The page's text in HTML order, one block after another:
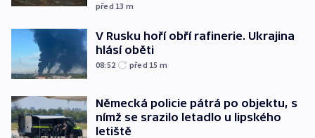
před 13 m
V Rusku hoří obří rafinerie. Ukrajina
hlásí oběti
08:52 před 15 m
Německá policie pátrá po objektu, s
nímž se srazilo letadlo u lipského
letiště